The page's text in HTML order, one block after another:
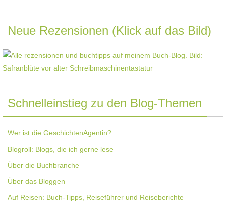
Neue Rezensionen (Klick auf das Bild)
Schnelleinstieg zu den Blog-Themen
Wer ist die GeschichtenAgentin?
Blogroll: Blogs, die ich gerne lese
Über die Buchbranche
Über das Bloggen
Auf Reisen: Buch-Tipps, Reiseführer und Reiseberichte